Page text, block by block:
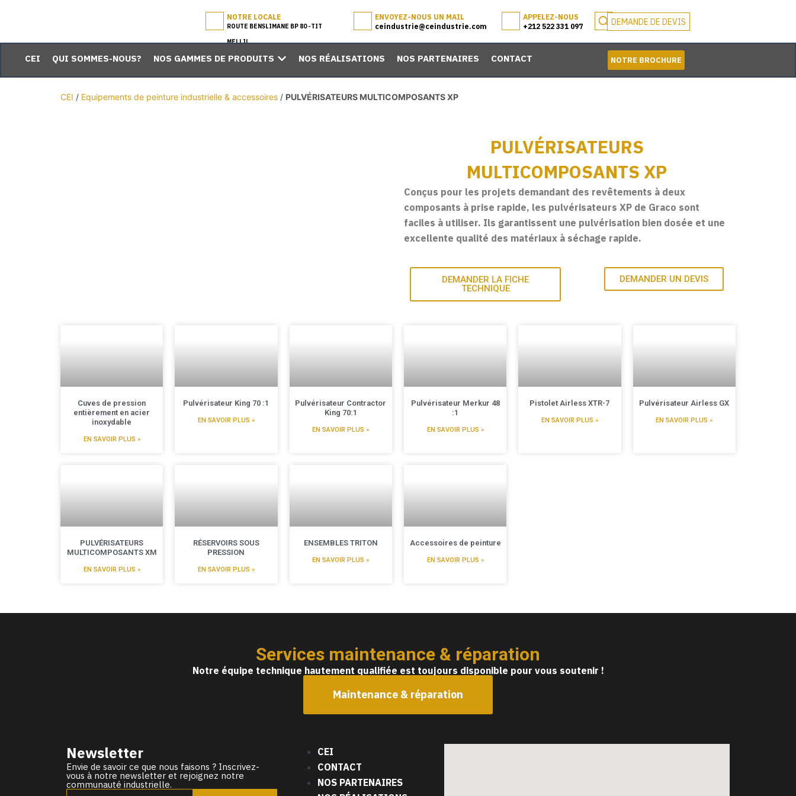
NOTRE LOCALE
ROUTE BENSLIMANE BP 80 -TIT
MELLIL
ENVOYEZ-NOUS UN MAIL
ceindustrie@ceindustrie.com
APPELEZ-NOUS
+212 522 331 097
DEMANDE DE DEVIS
CEI QUI SOMMES-NOUS? NOS GAMMES DE PRODUITS OPEN NOS GAMMES DE PRODUITS
NOS RÉALISATIONS NOS PARTENAIRES CONTACT NOTRE BROCHURE
CEI / Equipements de peinture industrielle & accessoires / PULVÉRISATEURS MULTICOMPOSANTS XP
PULVÉRISATEURS
MULTICOMPOSANTS XP
Conçus pour les projets demandant des revêtements à deux
composants à prise rapide, les pulvérisateurs XP de Graco sont
faciles à utiliser. Ils garantissent une pulvérisation bien dosée et une
excellente qualité des matériaux à séchage rapide.
DEMANDER LA FICHE
TECHNIQUE
DEMANDER UN DEVIS
Cuves de pression
entièrement en acier
inoxydable
EN SAVOIR PLUS »
Pulvérisateur King 70 :1
EN SAVOIR PLUS »
Pulvérisateur Contractor
King 70:1
EN SAVOIR PLUS »
Pulvérisateur Merkur 48
:1
EN SAVOIR PLUS »
Pistolet Airless XTR-7
EN SAVOIR PLUS »
Pulvérisateur Airless GX
EN SAVOIR PLUS »
PULVÉRISATEURS
MULTICOMPOSANTS XM
EN SAVOIR PLUS »
RÉSERVOIRS SOUS
PRESSION
EN SAVOIR PLUS »
ENSEMBLES TRITON
EN SAVOIR PLUS »
Accessoires de peinture
EN SAVOIR PLUS »
Services maintenance & réparation
Notre équipe technique hautement qualifiée est toujours disponible pour vous soutenir !
Maintenance & réparation
Newsletter
Envie de savoir ce que nous faisons ? Inscrivez-
vous à notre newsletter et rejoignez notre
communauté industrielle.
CEI
CONTACT
NOS PARTENAIRES